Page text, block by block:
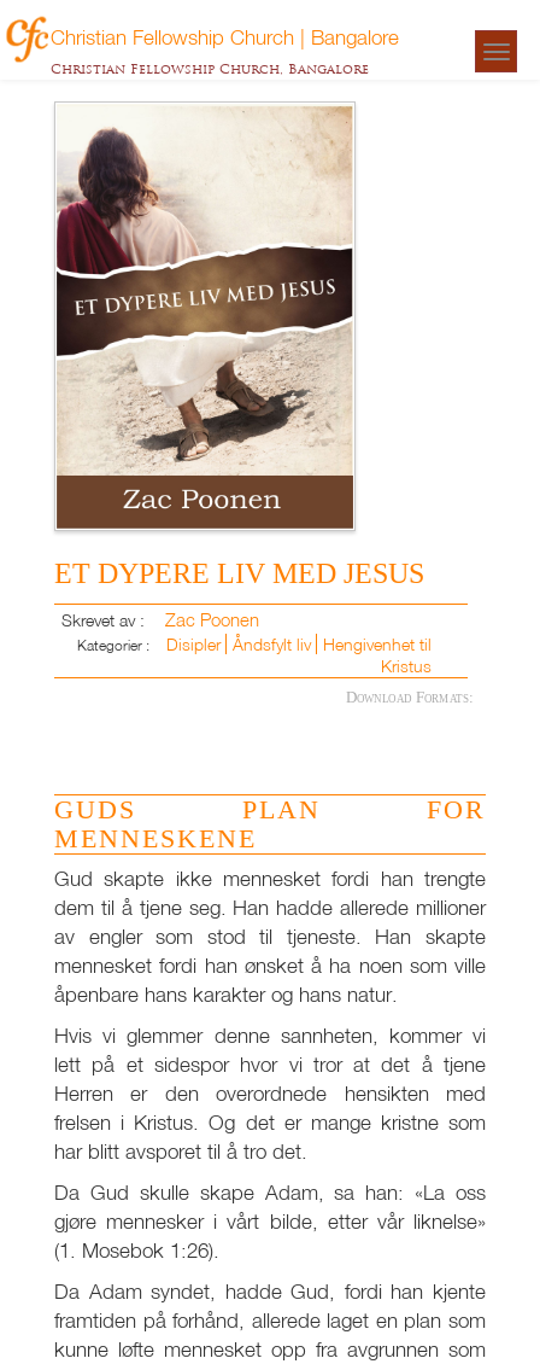
Christian Fellowship Church | Bangalore
Christian Fellowship Church, Bangalore
ET DYPERE LIV MED JESUS
Skrevet av : Zac Poonen
Kategorier : Disipler Åndsfylt liv Hengivenhet til
Kristus
Download Formats:
GUDS PLAN FOR
MENNESKENE
Gud skapte ikke mennesket fordi han trengte
dem til å tjene seg. Han hadde allerede millioner
av engler som stod til tjeneste. Han skapte
mennesket fordi han ønsket å ha noen som ville
åpenbare hans karakter og hans natur.
Hvis vi glemmer denne sannheten, kommer vi
lett på et sidespor hvor vi tror at det å tjene
Herren er den overordnede hensikten med
frelsen i Kristus. Og det er mange kristne som
har blitt avsporet til å tro det.
Da Gud skulle skape Adam, sa han: «La oss
gjøre mennesker i vårt bilde, etter vår liknelse»
(1. Mosebok 1:26).
Da Adam syndet, hadde Gud, fordi han kjente
framtiden på forhånd, allerede laget en plan som
kunne løfte mennesket opp fra avgrunnen som